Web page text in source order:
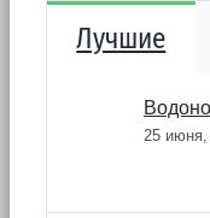
Лучшие
25 июня,